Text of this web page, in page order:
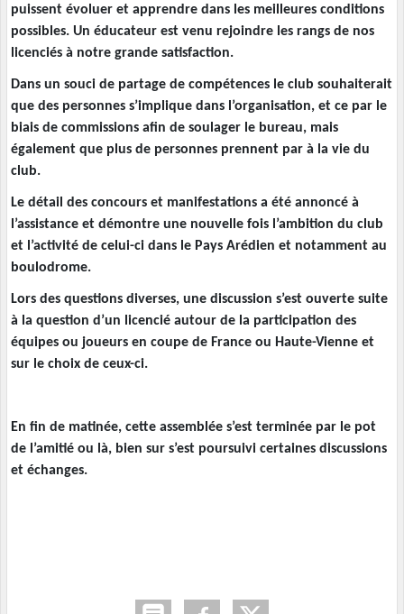
puissent évoluer et apprendre dans les meilleures conditions
possibles. Un éducateur est venu rejoindre les rangs de nos
licenciés à notre grande satisfaction.
Dans un souci de partage de compétences le club souhaiterait
que des personnes s’implique dans l’organisation, et ce par le
biais de commissions afin de soulager le bureau, mais
également que plus de personnes prennent par à la vie du
club.
Le détail des concours et manifestations a été annoncé à
l’assistance et démontre une nouvelle fois l’ambition du club
et l’activité de celui-ci dans le Pays Arédien et notamment au
boulodrome.
Lors des questions diverses, une discussion s’est ouverte suite
à la question d’un licencié autour de la participation des
équipes ou joueurs en coupe de France ou Haute-Vienne et
sur le choix de ceux-ci.
En fin de matinée, cette assemblée s’est terminée par le pot
de l’amitié ou là, bien sur s’est poursuivi certaines discussions
et échanges.